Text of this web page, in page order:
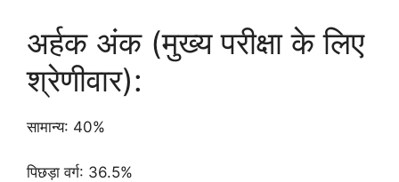
अर्हक अंक (मुख्य परीक्षा के लिए
श्रेणीवार):
सामान्य: 40%
पिछड़ा वर्ग: 36.5%